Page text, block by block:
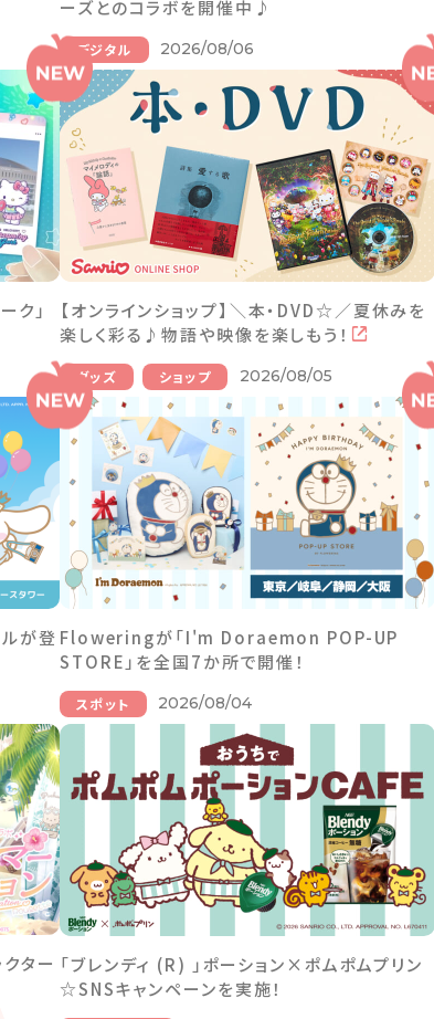
ーズとのコラボを開催中♪
デジタル 2026/08/06
ク」
【オンラインショップ】＼本・DVD☆／夏休みを
楽しく彩る♪物語や映像を楽しもう！
グッズ ショップ 2026/08/05
が登 Floweringが「I'm Doraemon POP-UP
STORE」を全国7か所で開催！
スポット 2026/08/04
ター 「ブレンディ (R) 」ポーション×ポムポムプリン
☆SNSキャンペーンを実施！